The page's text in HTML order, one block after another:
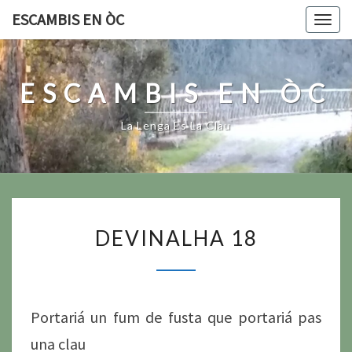
content
ESCAMBIS EN ÒC
ESCAMBIS EN ÒC
La Lenga Es La Clau
18
DEVINALHA 18
Portariá un fum de fusta que portariá pas
una clau